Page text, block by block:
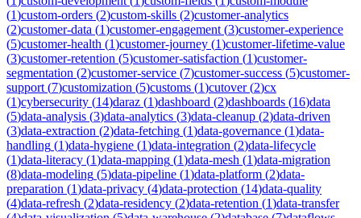
(1)custom-orders (2)custom-skills (2)customer-analytics
(2)customer-data (1)customer-engagement (3)customer-experience
(5)customer-health (1)customer-journey (1)customer-lifetime-value
(3)customer-retention (5)customer-satisfaction (1)customer-
segmentation (2)customer-service (7)customer-success (5)customer-
support (7)customization (5)customs (1)cutover(2)cx
(1)cybersecurity (14)daraz (1)dashboard (2)dashboards (16)data
(5)data-analysis (3)data-analytics (3)data-cleanup (2)data-driven
(3)data-extraction (2)data-fetching (1)data-governance (1)data-
handling (1)data-hygiene (1)data-integration (2)data-lifecycle
(1)data-literacy (1)data-mapping (1)data-mesh (1)data-migration
(8)data-modeling (5)data-pipeline (1)data-platform (2)data-
preparation (1)data-privacy (4)data-protection (14)data-quality
(4)data-refresh (2)data-residency (2)data-retention (1)data-transfer